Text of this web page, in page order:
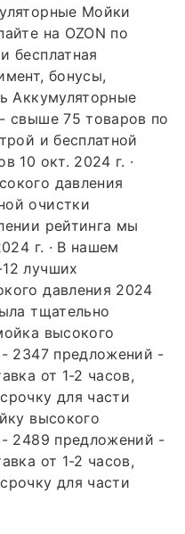
Мойки
на OZON по
бесплатная
бонусы,
Аккумуляторные
свыше 75 товаров по
и бесплатной
10 окт. 2024 г. ·
давления
очистки
рейтинга мы
г. · В нашем
лучших
давления 2024
тщательно
высокого
- 2347 предложений -
от 1-2 часов,
для части
высокого
- 2489 предложений -
от 1-2 часов,
для части